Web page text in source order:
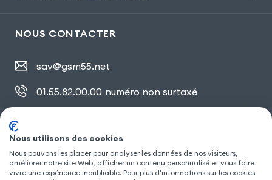
NOUS CONTACTER
sav@gsm55.net
01.55.82.00.00 numéro non surtaxé
SUIVEZ NOUS
Nous utilisons des cookies
Nous pouvons les placer pour analyser les données de nos visiteurs,
améliorer notre site Web, afficher un contenu personnalisé et vous faire
vivre une expérience inoubliable. Pour plus d'informations sur les cookies